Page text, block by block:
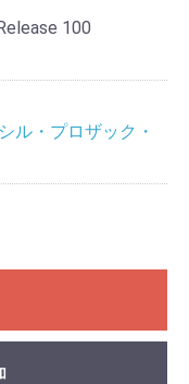
100
ル・プロザック・